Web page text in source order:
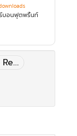
บอนฟุตพริ้นท์